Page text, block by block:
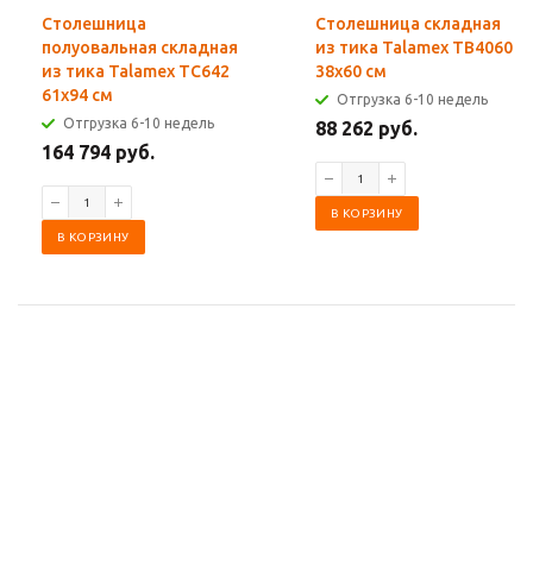
Столешница
полуовальная складная
из тика Talamex TC642
61x94 см
Отгрузка 6-10 недель
164 794 руб.
В КОРЗИНУ
Столешница складная
из тика Talamex TB4060
38x60 см
Отгрузка 6-10 недель
88 262 руб.
В КОРЗИНУ